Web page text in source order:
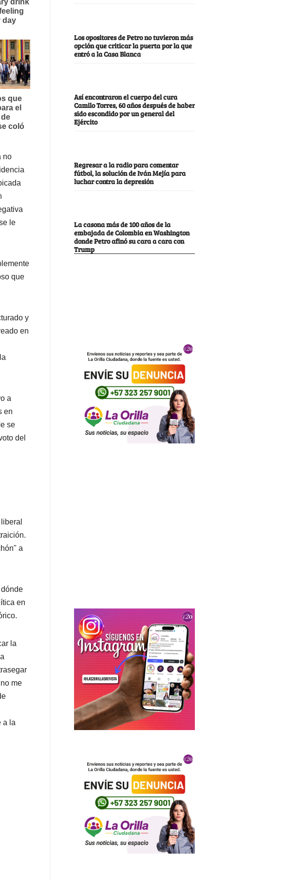
no
le
que
y
en
a
en
se
del
a
en
la
me
a la
Los opositores de Petro no tuvieron más
opción que criticar la puerta por la que
entró a la Casa Blanca
Así encontraron el cuerpo del cura
Camilo Torres, 60 años después de haber
sido escondido por un general del
Ejército
Regresar a la radio para comentar
fútbol, la solución de Iván Mejía para
luchar contra la depresión
La casona más de 100 años de la
embajada de Colombia en Washington
donde Petro afinó su cara a cara con
Trump